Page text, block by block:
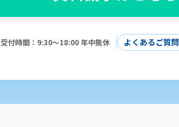
受付時間：9:30〜18:00 年中無休 よくあるご質問